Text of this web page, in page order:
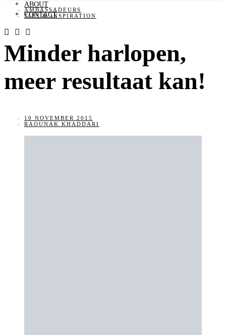
ABOUT
CONTACT
AMBASSADEURS
TIPS & INSPIRATION
Minder harlopen,
meer resultaat kan!
10 NOVEMBER 2015
RAOUNAK KHADDARI